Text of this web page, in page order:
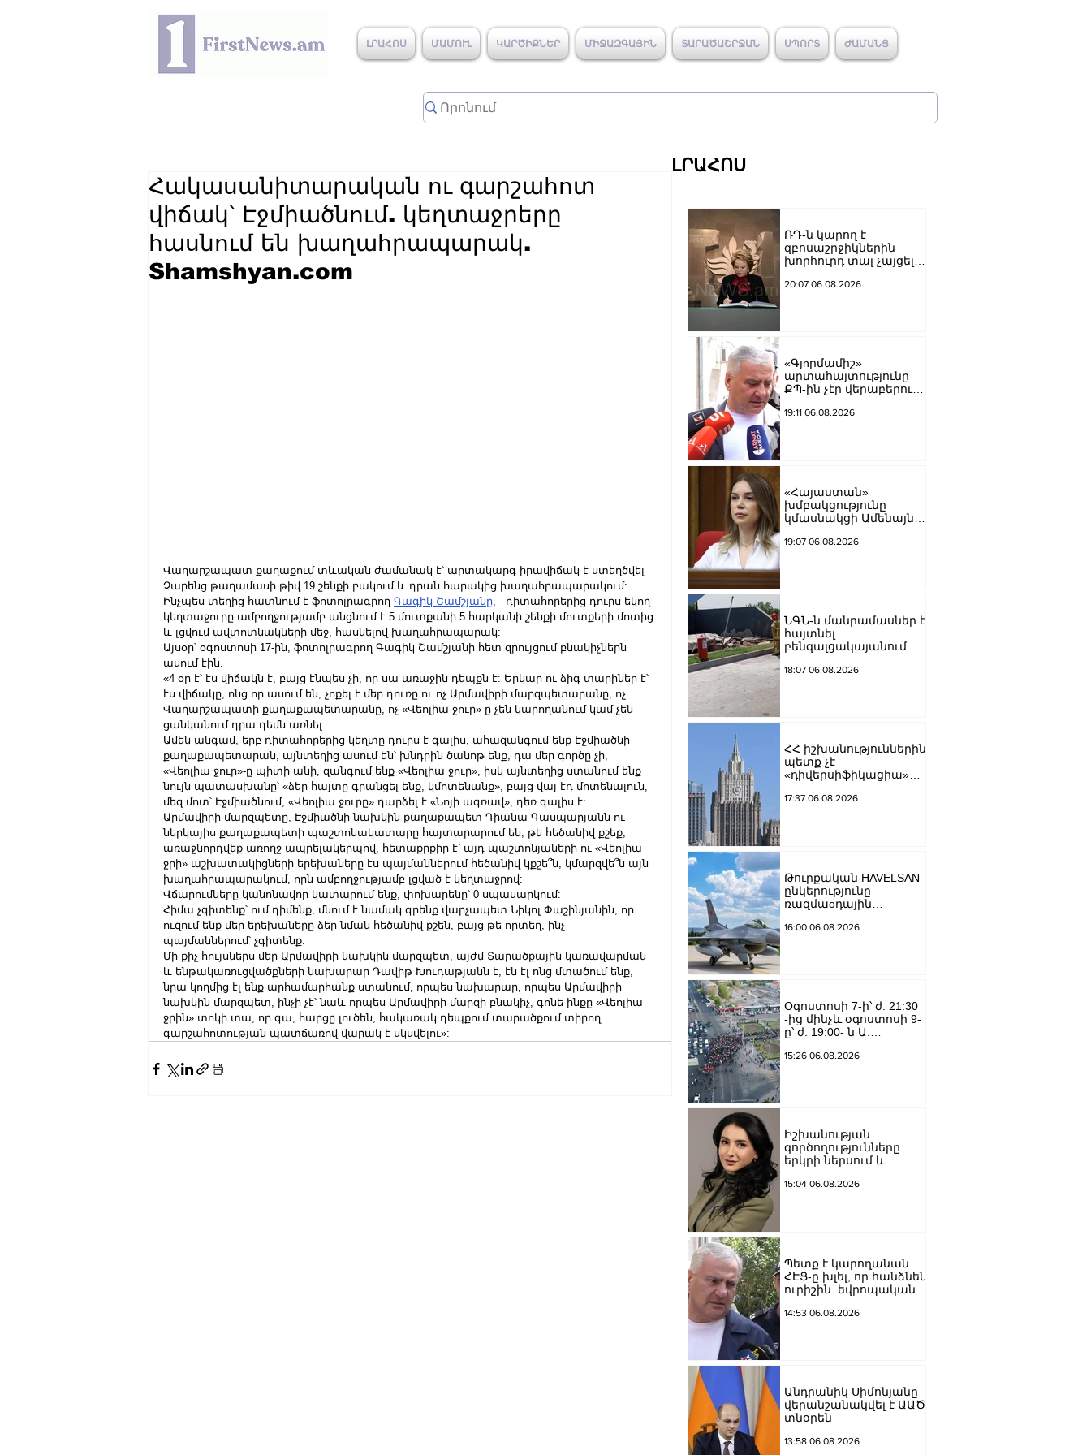
ԼՐԱՀՈՍ ՄԱՄՈՒԼ ԿԱՐԾԻՔՆԵՐ ՄԻՋԱԶԳԱՅԻՆ ՏԱՐԱԾԱՇՐՋԱՆ ՍՊՈՐՏ ԺԱՄԱՆՑ
Հակասանիտարական ու գարշահոտ
վիճակ՝ Էջմիածնում. կեղտաջրերը
հասնում են խաղահրապարակ.
Shamshyan.com
Վաղարշապատ քաղաքում տևական ժամանակ է՝ արտակարգ իրավիճակ է ստեղծվել
Չարենց թաղամասի թիվ 19 շենքի բակում և դրան հարակից խաղահրապարակում:
Ինչպես տեղից հատնում է ֆոտոլրագրող Գագիկ Շամշյանը,   դիտահորերից դուրս եկող
կեղտաջուրը ամբողջությամբ անցնում է 5 մուտքանի 5 հարկանի շենքի մուտքերի մոտից
և լցվում ավտոտնակների մեջ, հասնելով խաղահրապարակ:
Այսօր՝ օգոստոսի 17-ին, ֆոտոլրագրող Գագիկ Շամշյանի հետ զրույցում բնակիչներն
ասում էին.
«4 օր է՝ էս վիճակն է, բայց էնպես չի, որ սա առաջին դեպքն է: Երկար ու ձիգ տարիներ է՝
էս վիճակը, ոնց որ ասում են, չոքել է մեր դուռը ու ոչ Արմավիրի մարզպետարանը, ոչ
Վաղարշապատի քաղաքապետարանը, ոչ «Վեոլիա ջուր»-ը չեն կարողանում կամ չեն
ցանկանում դրա դեմն առնել:
Ամեն անգամ, երբ դիտահորերից կեղտը դուրս է գալիս, ահազանգում ենք Էջմիածնի
քաղաքապետարան, այնտեղից ասում են՝ խնդրին ծանոթ ենք, դա մեր գործը չի,
«Վեոլիա ջուր»-ը պիտի անի, զանգում ենք «Վեոլիա ջուր», իսկ այնտեղից ստանում ենք
նույն պատասխանը՝ «ձեր հայտը գրանցել ենք, կմոտենանք», բայց վայ էդ մոտենալուն,
մեզ մոտ՝ Էջմիածնում, «Վեոլիա ջուրը» դարձել է «Նոյի ագռավ», դեռ գալիս է:
Արմավիրի մարզպետը, Էջմիածնի նախկին քաղաքապետ Դիանա Գասպարյանն ու
ներկայիս քաղաքապետի պաշտոնակատարը հայտարարում են, թե հեծանիվ քշեք,
առաջնորդվեք առողջ ապրելակերպով, հետաքրքիր է՝ այդ պաշտոնյաների ու «Վեոլիա
ջրի» աշխատակիցների երեխաները էս պայմաններում հեծանիվ կքշե՞ն, կմարզվե՞ն այն
խաղահրապարակում, որն ամբողջությամբ լցված է կեղտաջրով:
Վճարումները կանոնավոր կատարում ենք, փոխարենը՝ 0 սպասարկում:
Հիմա չգիտենք՝ ում դիմենք, մնում է նամակ գրենք վարչապետ Նիկոլ Փաշինյանին, որ
ուզում ենք մեր երեխաները ձեր նման հեծանիվ քշեն, բայց թե որտեղ, ինչ
պայմաններում՝ չգիտենք:
Մի քիչ հույսներս մեր Արմավիրի նախկին մարզպետ, այժմ Տարածքային կառավարման
և ենթակառուցվածքների նախարար Դավիթ Խուդաթյանն է, էն էլ ոնց մտածում ենք,
նրա կողմից էլ ենք արհամարհանք ստանում, որպես նախարար, որպես Արմավիրի
նախկին մարզպետ, ինչի չէ՝ նաև որպես Արմավիրի մարզի բնակիչ, գոնե ինքը «Վեոլիա
ջրին» տոկի տա, որ գա, հարցը լուծեն, հակառակ դեպքում տարածքում տիրող
գարշահոտության պատճառով վարակ է սկսվելու»:
ԼՐԱՀՈՍ
ՌԴ-ն կարող է
զբոսաշրջիկներին
խորհուրդ տալ չայցելել
ռուսաստանցիների
20:07 06.08.2026
«Գյnրմամիշ»
արտահայտությունը
ՔՊ-ին չէր վերաբերում,
խլnղներին էր
19:11 06.08.2026
«Հայաստան»
խմբակցությունը
կմասնակցի Ամենայն
դատավարությանը․
19:07 06.08.2026
ՆԳՆ-ն մանրամասներ է
հայտնել
բենզալցակայանում
պայթյունից
18:07 06.08.2026
ՀՀ իշխանություններին
պետք չէ
«դիվերսիֆիկացիա»
շրջադարձը դեպի ՌԴ-
17:37 06.08.2026
Թուրքական HAVELSAN
ընկերությունը
ռազմաoդային
կառավարման
16:00 06.08.2026
Օգոստոսի 7-ի՝ ժ. 21:30
-ից մինչև օգոստոսի 9-
ը՝ ժ. 19:00- ն Ա.
Մանկավարժական
փակ է լինելու
15:26 06.08.2026
Իշխանության
գործողությունները
երկրի ներսում և
դրանց
պետականության,
ազգային արժեքների և
արդարու
15:04 06.08.2026
Պետք է կարողանան
ՀԷՑ-ը խլել, որ հանձնեն
ուրիշին. եվրոպական
քայլ գնում ենք առաջ.
14:53 06.08.2026
Անդրանիկ Սիմոնյանը
վերանշանակվել է ԱԱԾ
տնօրեն
13:58 06.08.2026